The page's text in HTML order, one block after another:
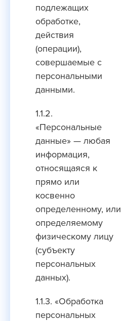
подлежащих
обработке,
действия
(операции),
совершаемые с
персональными
данными.
1.1.2.
«Персональные
данные» — любая
информация,
относящаяся к
прямо или
косвенно
определенному, или
определяемому
физическому лицу
(субъекту
персональных
данных).
1.1.3. «Обработка
персональных